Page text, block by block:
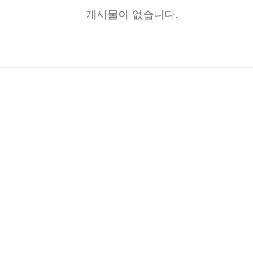
게시물이 없습니다.